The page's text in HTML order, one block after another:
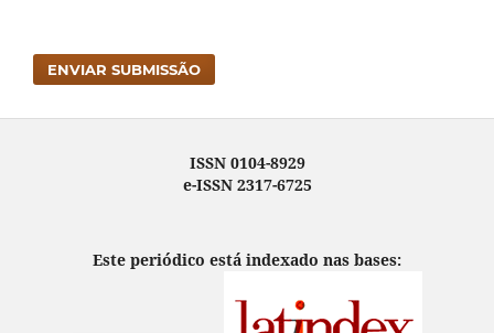
ENVIAR SUBMISSÃO
ISSN 0104-8929
e-ISSN 2317-6725
Este periódico está indexado nas bases: